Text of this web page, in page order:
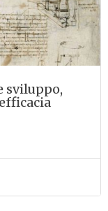
sviluppo,